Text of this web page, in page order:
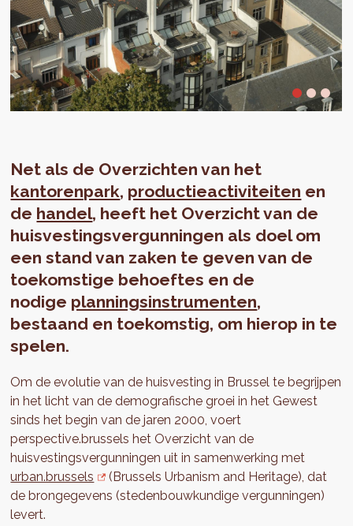
Net als de Overzichten van het
kantorenpark, productieactiviteiten en
de handel, heeft het Overzicht van de
huisvestingsvergunningen als doel om
een stand van zaken te geven van de
toekomstige behoeftes en de
nodige planningsinstrumenten,
bestaand en toekomstig, om hierop in te
spelen.
Om de evolutie van de huisvesting in Brussel te begrijpen
in het licht van de demografische groei in het Gewest
sinds het begin van de jaren 2000, voert
perspective.brussels het Overzicht van de
huisvestingsvergunningen uit in samenwerking met
urban.brussels
(Brussels Urbanism and Heritage), dat
de brongegevens (stedenbouwkundige vergunningen)
levert.